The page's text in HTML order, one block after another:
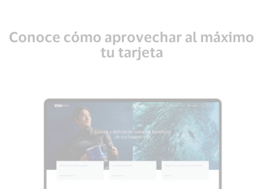
Conoce cómo aprovechar al máximo
tu tarjeta